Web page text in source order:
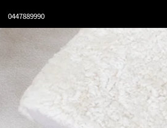
0447889990